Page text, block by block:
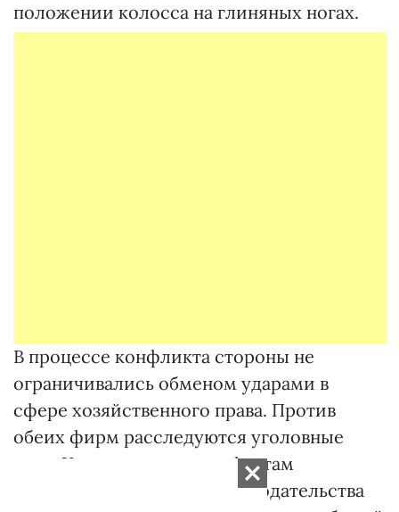
положении колосса на глиняных ногах.
В процессе конфликта стороны не
ограничивались обменом ударами в
сфере хозяйственного права. Против
обеих фирм расследуются уголовные
дела. Уголовное дело по фактам
нарушения валютного законодательства